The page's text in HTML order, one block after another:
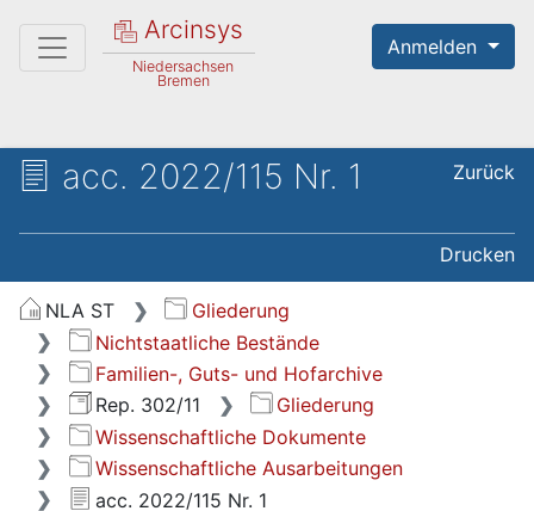
Arcinsys
Niedersachsen
Bremen
Anmelden
acc. 2022/115 Nr. 1 Zurück
Drucken
NLA ST
Gliederung
Nichtstaatliche Bestände
Familien-, Guts- und Hofarchive
Rep. 302/11
Gliederung
Wissenschaftliche Dokumente
Wissenschaftliche Ausarbeitungen
acc. 2022/115 Nr. 1